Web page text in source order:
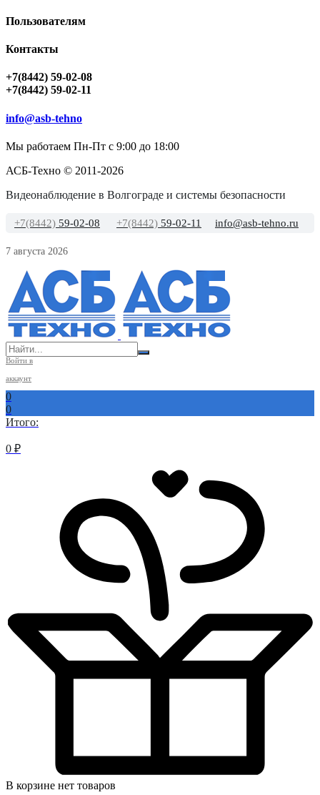
Пользователям
Контакты
+7(8442) 59-02-08
+7(8442) 59-02-11
info@asb-tehno
Мы работаем Пн-Пт с 9:00 до 18:00
АСБ-Техно © 2011-2026
Видеонаблюдение в Волгограде и системы безопасности
+7(8442) 59-02-08 +7(8442) 59-02-11 info@asb-tehno.ru
7 августа 2026
Войти в
аккаунт
0
0
Итого:
0 ₽
В корзине нет товаров